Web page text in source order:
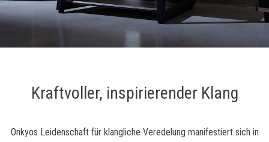
Kraftvoller, inspirierender Klang
Onkyos Leidenschaft für klangliche Veredelung manifestiert sich in